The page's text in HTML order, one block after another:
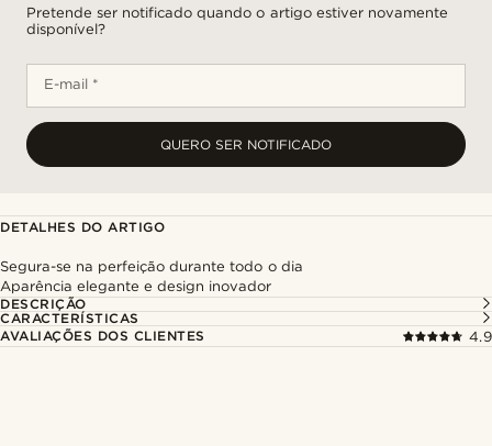
Pretende ser notificado quando o artigo estiver novamente
disponível?
E-mail *
QUERO SER NOTIFICADO
DETALHES DO ARTIGO
Segura-se na perfeição durante todo o dia
Aparência elegante e design inovador
DESCRIÇÃO
CARACTERÍSTICAS
AVALIAÇÕES DOS CLIENTES
4.9